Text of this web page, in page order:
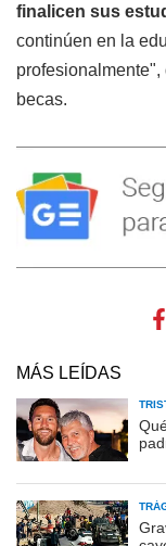
finalicen sus
continúen en la
becas.
MÁS LEÍDAS